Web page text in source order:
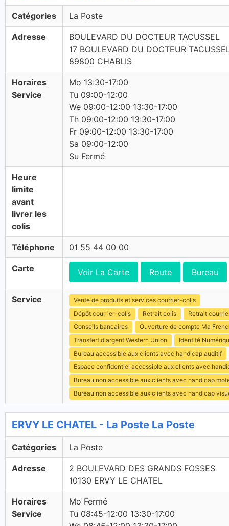
Catégories La Poste
Adresse
BOULEVARD DU DOCTEUR TACUSSEL
17 BOULEVARD DU DOCTEUR
89800 CHABLIS
Horaires
Service
Mo 13:30-17:00
Tu 09:00-12:00
We 09:00-12:00 13:30-17:00
Th 09:00-12:00 13:30-17:00
Fr 09:00-12:00 13:30-17:00
Sa 09:00-12:00
Su Fermé
Heure
limite
avant
livrer les
colis
Téléphone 01 55 44 00 00
Carte Voir La Carte Route Bureau
Service
Vente de produits et services courrier-colis
Dépôt courrier-colis
Retrait colis
Retrait
Conseils bancaires
Ouverture de compte Ma
Transfert d'argent Western Union
Identité
Bureau accessible aux clients avec handicap auditif
Espace confidentiel accessible aux clients avec
Bureau non accessible aux clients avec handicap
Bureau non accessible aux clients avec handicap
ERVY LE CHATEL - La Poste La Poste
Catégories La Poste
Adresse
2 BOULEVARD DES GRANDS FOSSES
10130 ERVY LE CHATEL
Horaires
Service
Mo Fermé
Tu 08:45-12:00 13:30-17:00